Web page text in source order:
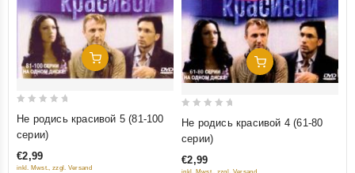
Добавить В Корзину
out
5
Не родись красивой 5 (81-100
серии)
€2,99
inkl. Mwst., zzgl. Versand
Добавить В Корзину
out
5
Не родись красивой 4 (61-80
серии)
€2,99